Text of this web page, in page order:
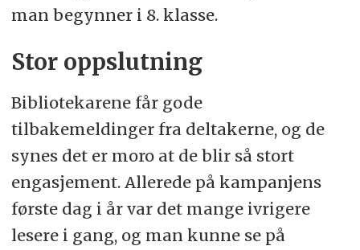
man begynner i 8. klasse.
Stor oppslutning
Bibliotekarene får gode
tilbakemeldinger fra deltakerne, og de
synes det er moro at de blir så stort
engasjement. Allerede på kampanjens
første dag i år var det mange ivrigere
lesere i gang, og man kunne se på